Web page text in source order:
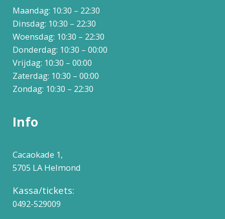
Maandag: 10:30 – 22:30
Dinsdag: 10:30 – 22:30
Woensdag: 10:30 – 22:30
Donderdag: 10:30 – 00:00
Vrijdag: 10:30 – 00:00
Zaterdag: 10:30 – 00:00
Zondag: 10:30 – 22:30
Info
Cacaokade 1,
5705 LA Helmond
Kassa/tickets:
0492-529009